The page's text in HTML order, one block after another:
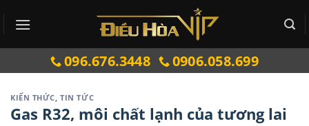
qua
096.676.3448 0906.058.699
KIẾN THỨC,TIN TỨC
Gas R32, môi chất lạnh của tương lai